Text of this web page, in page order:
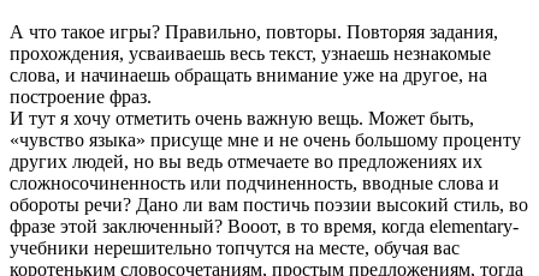
А что такое игры? Правильно, повторы. Повторяя задания,
прохождения, усваиваешь весь текст, узнаешь незнакомые
слова, и начинаешь обращать внимание уже на другое, на
построение фраз.
И тут я хочу отметить очень важную вещь. Может быть,
«чувство языка» присуще мне и не очень большому проценту
других людей, но вы ведь отмечаете во предложениях их
сложносочиненность или подчиненность, вводные слова и
обороты речи? Дано ли вам постичь поэзии высокий стиль, во
фразе этой заключенный? Вооот, в то время, когда elementary-
учебники нерешительно топчутся на месте, обучая вас
коротеньким словосочетаниям, простым предложениям, тогда